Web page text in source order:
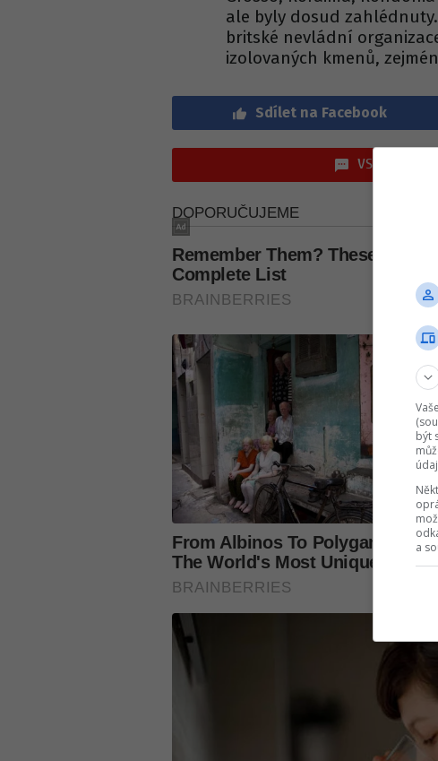
ale byly dosud
britské nevládní
izolovaných kmenů,
Sdílet na Facebook
VSTOUPIT
být
a